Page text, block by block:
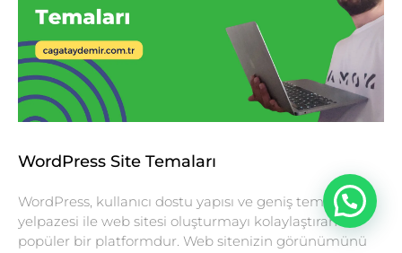
WordPress Site Temaları
WordPress, kullanıcı dostu yapısı ve geniş tema
yelpazesi ile web sitesi oluşturmayı kolaylaştıran
popüler bir platformdur. Web sitenizin görünümünü